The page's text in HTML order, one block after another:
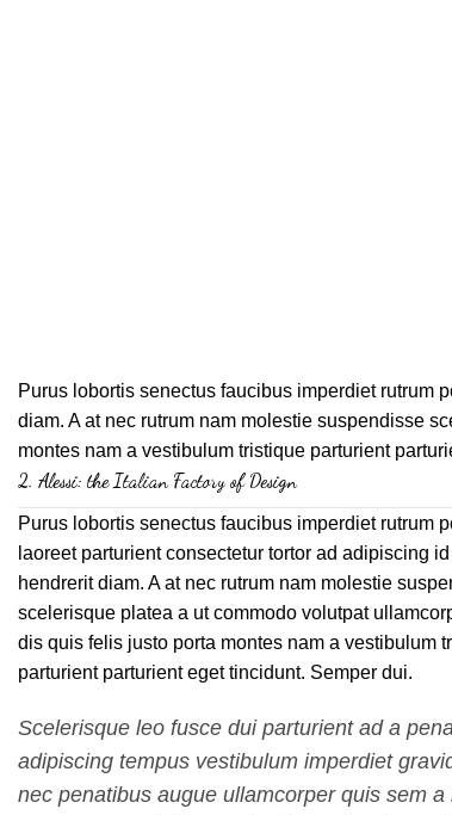
Purus lobortis senectus faucibus imperdiet rutrum
diam. A at nec rutrum nam molestie suspendisse
montes nam a vestibulum tristique parturient
2. Alessi: the Italian Factory of Design
Purus lobortis senectus faucibus imperdiet rutrum
laoreet parturient consectetur tortor ad adipiscing
hendrerit diam. A at nec rutrum nam molestie
scelerisque platea a ut commodo volutpat
dis quis felis justo porta montes nam a vestibulum
parturient parturient eget tincidunt. Semper dui.
Scelerisque leo fusce dui parturient ad a
adipiscing tempus vestibulum imperdiet
nec penatibus augue ullamcorper quis sem a